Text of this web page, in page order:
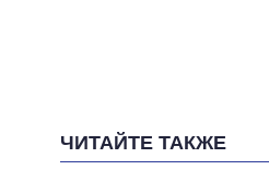
ЧИТАЙТЕ ТАКЖЕ